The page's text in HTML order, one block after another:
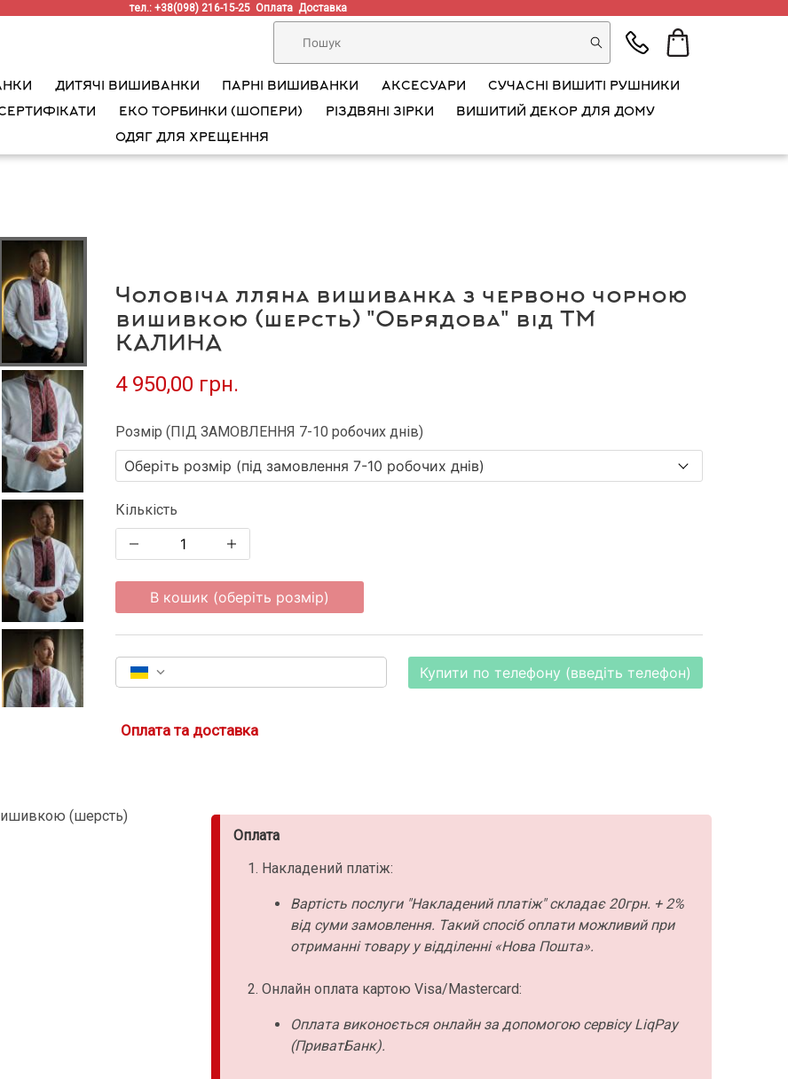
тел.: +38(098) 216-15-25 Оплата Доставка
ДИТЯЧІ ВИШИВАНКИ ПАРНІ ВИШИВАНКИ АКСЕСУАРИ
СУЧАСНІ ВИШИТІ РУШНИКИ
ЕКО ТОРБИНКИ (ШОПЕРИ) РІЗДВЯНІ ЗІРКИ
ВИШИТИЙ ДЕКОР ДЛЯ ДОМУ
ОДЯГ ДЛЯ ХРЕЩЕННЯ
Чоловіча лляна вишиванка з червоно чорною
вишивкою (шерсть) "Обрядова" від ТМ
КАЛИНА
4 950,00 грн.
Розмір (ПІД ЗАМОВЛЕННЯ 7-10 робочих днів)
Кількість
В кошик (оберіть розмір)
Купити по телефону (введіть телефон)
Оплата та доставка
(шерсть)
Оплата
Накладений платіж:
Вартість послуги "Накладений платіж" складає 20грн. + 2%
від суми замовлення. Такий спосіб оплати можливий при
отриманні товару у відділенні «Нова Пошта».
Онлайн оплата картою Visa/Mastercard:
Оплата виконоється онлайн за допомогою сервісу LiqPay
(ПриватБанк).